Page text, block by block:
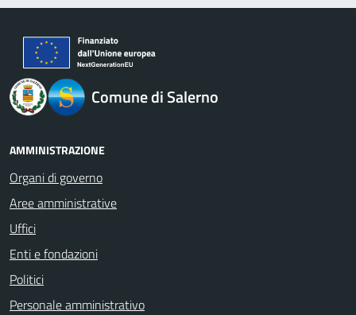
logo Unione Europea
Comune di Salerno
AMMINISTRAZIONE
Organi di governo
Aree amministrative
Uffici
Enti e fondazioni
Politici
Personale amministrativo